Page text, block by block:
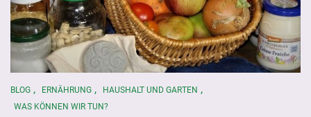
BLOG , ERNÄHRUNG , HAUSHALT UND GARTEN ,
WAS KÖNNEN WIR TUN?